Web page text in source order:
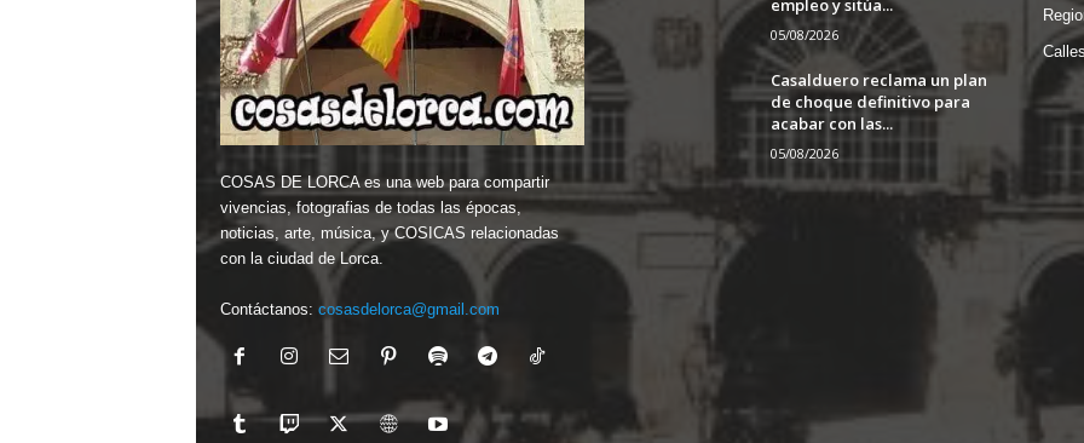
COSAS DE LORCA es una web para compartir
vivencias, fotografias de todas las épocas,
noticias, arte, música, y COSICAS relacionadas
con la ciudad de Lorca.
Contáctanos: cosasdelorca@gmail.com
empleo y sitúa...
05/08/2026
Casalduero reclama un plan
de choque definitivo para
acabar con las...
05/08/2026